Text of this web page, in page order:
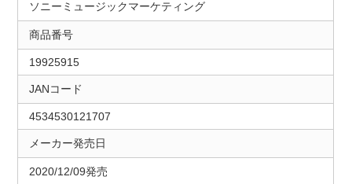
ソニーミュージックマーケティング
商品番号
19925915
JANコード
4534530121707
メーカー発売日
2020/12/09発売